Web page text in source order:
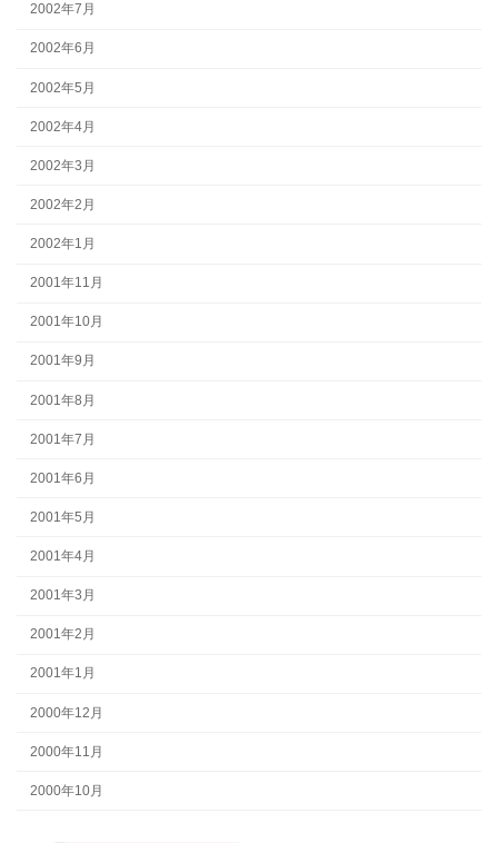
2002年7月
2002年6月
2002年5月
2002年4月
2002年3月
2002年2月
2002年1月
2001年11月
2001年10月
2001年9月
2001年8月
2001年7月
2001年6月
2001年5月
2001年4月
2001年3月
2001年2月
2001年1月
2000年12月
2000年11月
2000年10月